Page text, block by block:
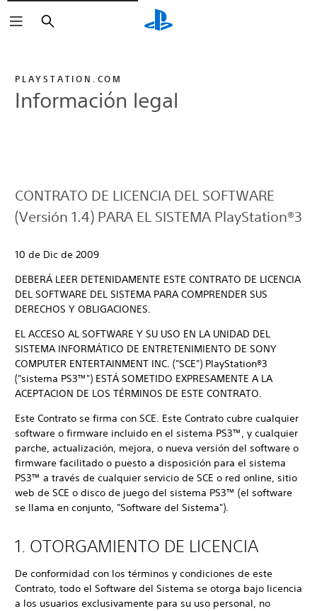
Buscar
PLAYSTATION.COM
Información legal
CONTRATO DE LICENCIA DEL SOFTWARE
(Versión 1.4) PARA EL SISTEMA PlayStation®3
10 de Dic de 2009
DEBERÁ LEER DETENIDAMENTE ESTE CONTRATO DE LICENCIA
DEL SOFTWARE DEL SISTEMA PARA COMPRENDER SUS
DERECHOS Y OBLIGACIONES.
EL ACCESO AL SOFTWARE Y SU USO EN LA UNIDAD DEL
SISTEMA INFORMÁTICO DE ENTRETENIMIENTO DE SONY
COMPUTER ENTERTAINMENT INC. ("SCE") PlayStation®3
("sistema PS3™") ESTÁ SOMETIDO EXPRESAMENTE A LA
ACEPTACION DE LOS TÉRMINOS DE ESTE CONTRATO.
Este Contrato se firma con SCE. Este Contrato cubre cualquier
software o firmware incluido en el sistema PS3™, y cualquier
parche, actualización, mejora, o nueva versión del software o
firmware facilitado o puesto a disposición para el sistema
PS3™ a través de cualquier servicio de SCE o red online, sitio
web de SCE o disco de juego del sistema PS3™ (el software
se llama en conjunto, "Software del Sistema").
1. OTORGAMIENTO DE LICENCIA
De conformidad con los términos y condiciones de este
Contrato, todo el Software del Sistema se otorga bajo licencia
a los usuarios exclusivamente para su uso personal, no